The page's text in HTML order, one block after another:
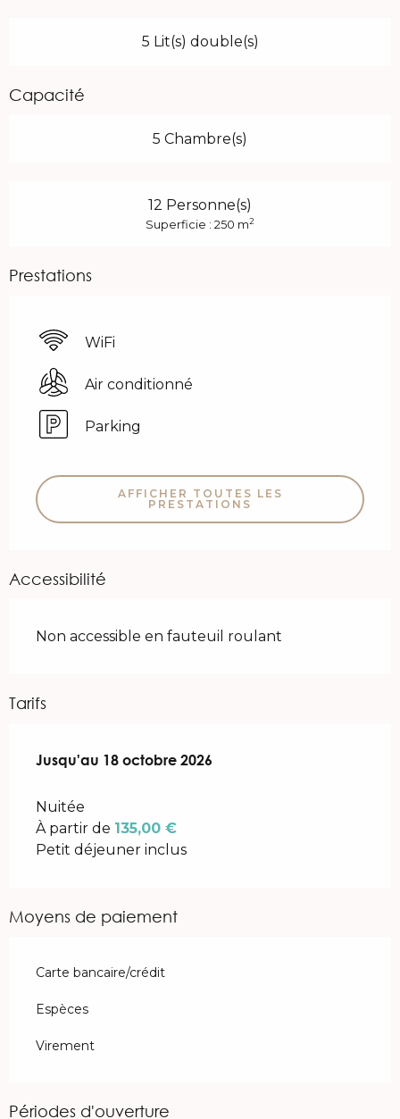
5 Lit(s) double(s)
Capacité
5 Chambre(s)
12 Personne(s)
Superficie : 250 m2
Prestations
WiFi
Air conditionné
Parking
AFFICHER TOUTES LES
PRESTATIONS
Accessibilité
Non accessible en fauteuil roulant
Tarifs
Du1 avril 2026au18 octobre 2026
Jusqu'au 18 octobre 2026
Nuitée
À partir de 135,00 €
Petit déjeuner inclus
Moyens de paiement
Carte bancaire/crédit
Espèces
Virement
Périodes d'ouverture